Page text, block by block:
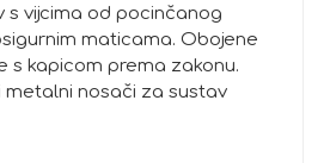
s vijcima od pocinčanog
maticama. Obojene
s kapicom prema zakonu.
metalni nosači za sustav